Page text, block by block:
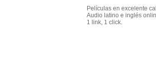
Películas en excelente
Audio latino e inglés
1 link, 1 click.